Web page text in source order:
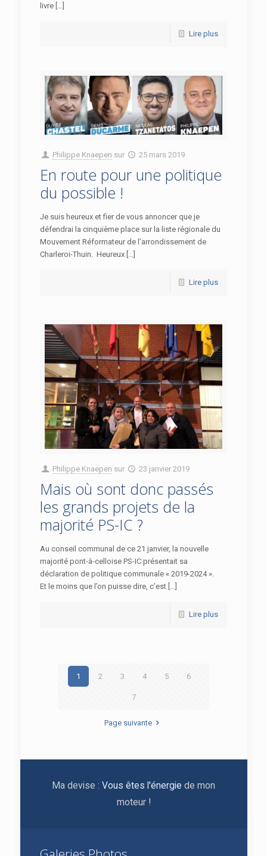
livre […]
Lire plus
Philippe Knaepen sur 25 mars 2019
En route pour une politique
du possible !
Je suis heureux et fier de vous annoncer que je
défendrai la cinquième place sur la liste régionale du
Mouvement Réformateur de l’arrondissement de
Charleroi-Thuin. Heureux […]
Lire plus
Philippe Knaepen sur 23 janvier 2019
Mais où sont donc passés
les grands projets de la
majorité PS-IC ?
Au conseil communal de ce 21 janvier, la nouvelle
majorité pont-à-celloise PS-IC présentait sa
déclaration de politique communale « 2019-2024 ».
Et le moins que l’on puisse dire, c’est […]
Lire plus
1 2 3 4 5 6
7
Page suivante
Ma devise : Vous êtes l'énergie de mon
moteur !